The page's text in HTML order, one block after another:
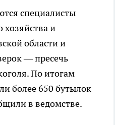
специалисты
хозяйства и
области и
— пресечь
По итогам
более 650 бутылок
в ведомстве.